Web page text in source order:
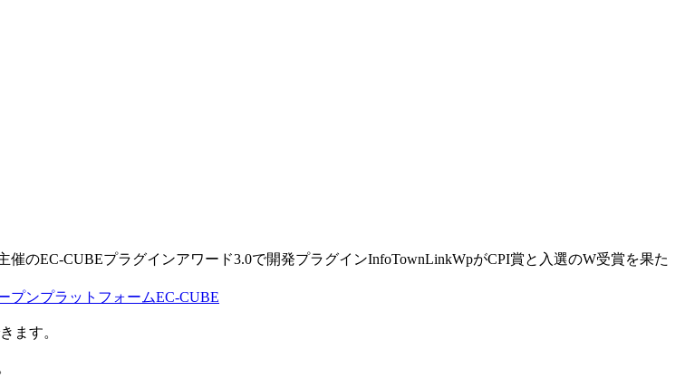
のEC-CUBEプラグインアワード3.0で開発プラグインInfoTownLinkWpがCPI賞と入選のW受賞を果た
プンプラットフォームEC-CUBE
ます。